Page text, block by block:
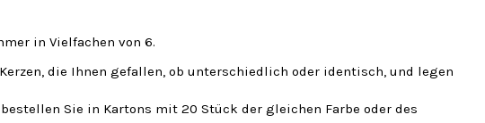
in Vielfachen von 6.
die Ihnen gefallen, ob unterschiedlich oder identisch, und legen
Sie in Kartons mit 20 Stück der gleichen Farbe oder des